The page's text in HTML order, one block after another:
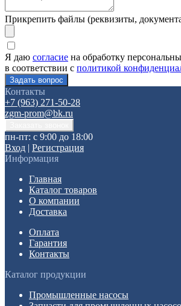
Прикрепить файлы (реквизиты,
Я даю согласие на обработку
в соответствии с политикой
Контакты
+7 (963) 271-50-28
zgm-prom@bk.ru
пн-пт: с 9:00 до 18:00
Вход | Регистрация
Информация
Главная
Каталог товаров
О компании
Доставка
Оплата
Гарантия
Контакты
Каталог продукции
Промышленные насосы